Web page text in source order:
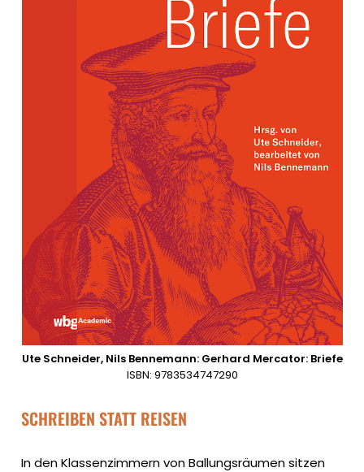
Ute Schneider, Nils Bennemann: Gerhard Mercator: Briefe
ISBN: 9783534747290
SCHREIBEN STATT REISEN
In den Klassenzimmern von Ballungsräumen sitzen